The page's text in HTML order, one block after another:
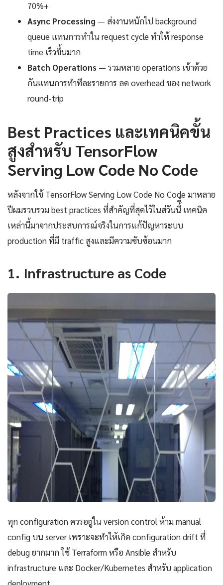
70%+
Async Processing — ส่งงานหนักไป background
queue แทนการทำใน request cycle ทำให้ response
time เร็วขึ้นมาก
Batch Operations — รวมหลาย operations เข้าด้วย
กันแทนการทำทีละรายการ ลด overhead ของ network
round-trip
Best Practices และเทคนิคขั้น
สูงสำหรับ TensorFlow
Serving Low Code No Code
หลังจากใช้ TensorFlow Serving Low Code No Code มาหลาย
ปีผมรวบรวม best practices ที่สำคัญที่สุดไว้ในส่วันนี้ี้ เทคนิค
เหล่านี้มาจากประสบการณ์จริงในการแก้ปัญหาระบบ
production ที่มี traffic สูงและมีความซับซ้อนมาก
1. Infrastructure as Code
ทุก configuration ควรอยู่ใน version control ห้าม manual
config บน server เพราะจะทำให้เกิด configuration drift ที่
debug ยากมาก ใช้ Terraform หรือ Ansible สำหรับ
infrastructure และ Docker/Kubernetes สำหรับ application